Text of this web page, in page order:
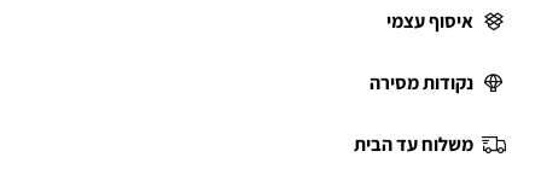
איסוף עצמי
נקודות מסירה
משלוח עד הבית